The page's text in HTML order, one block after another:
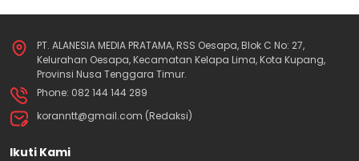
PT. ALANESIA MEDIA PRATAMA, RSS Oesapa, Blok C No: 27,
Kelurahan Oesapa, Kecamatan Kelapa Lima, Kota Kupang,
Provinsi Nusa Tenggara Timur.
Phone: 082 144 144 289
koranntt@gmail.com (Redaksi)
Ikuti Kami